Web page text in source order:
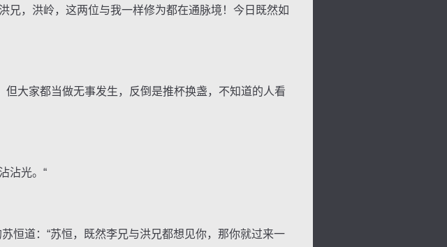
，洪岭，这两位与我一样修为都在通脉境！今日既然如
大家都当做无事发生，反倒是推杯换盏，不知道的人看
沾光。“
道：“苏恒，既然李兄与洪兄都想见你，那你就过来一